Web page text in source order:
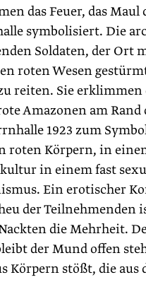
das Feuer, das
symbolisiert. Die
Soldaten, der Ort
roten Wesen
reiten. Sie erklimmen
Amazonen am
1923 zum
roten Körpern, in
in einem fast
Ein erotischer
der
die Mehrheit.
der Mund offen
Körpern stößt, die